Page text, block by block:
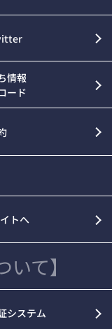
情報
ード
トへ
て】
システム